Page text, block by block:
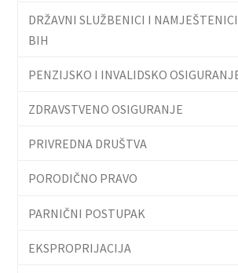
DRŽAVNI SLUŽBENICI I
BIH
PENZIJSKO I INVALIDSKO
ZDRAVSTVENO OSIGURANJE
PRIVREDNA DRUŠTVA
PORODIČNO PRAVO
PARNIČNI POSTUPAK
EKSPROPRIJACIJA